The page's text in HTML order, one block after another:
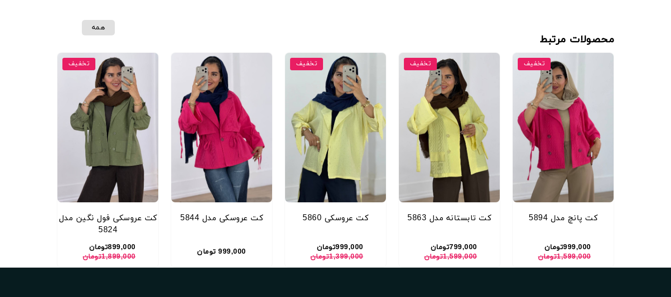
محصولات مرتبط
همه
تخفیف
کت پانچ مدل 5894
999,000تومان
1,599,000تومان
تخفیف
کت تابستانه مدل 5863
799,000تومان
1,599,000تومان
تخفیف
کت عروسکی 5860
999,000تومان
1,399,000تومان
کت عروسکی مدل 5844
999,000 تومان
تخفیف
کت عروسکی فول نگین مدل
5824
899,000تومان
1,899,000تومان